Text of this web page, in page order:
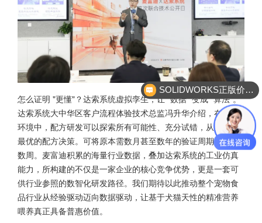
怎么证明 "更懂"？达索系统虚拟孪生，让 "数据" 变成 "算法"。
达索系统大中华区客户流程体验技术总监冯升华介绍，在虚拟
环境中，配方研发可以探索所有可能性、充分试错，从而找到
最优的配方决策。可将原本需数月甚至数年的验证周期缩短至
数周。麦富迪积累的海量行业数据，叠加达索系统的工业仿真
能力，所构建的不仅是一家企业的核心竞争优势，更是一套可
供行业参照的数智化研发路径。我们期待以此推动整个宠物食
品行业从经验驱动迈向数据驱动，让基于犬猫天性的精准营养
喂养真正具备普惠价值。
SOLIDWORKS正版价格？